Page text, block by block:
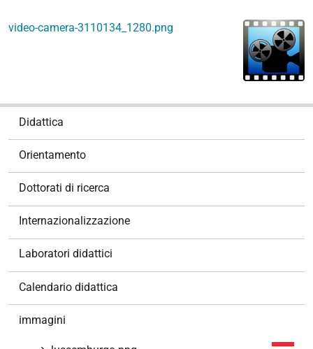
video-camera-3110134_1280.png
Didattica
Orientamento
Dottorati di ricerca
Internazionalizzazione
Laboratori didattici
Calendario didattica
immagini